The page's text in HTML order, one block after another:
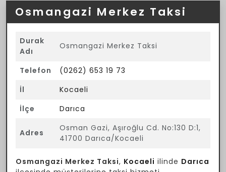
Osmangazi Merkez Taksi
Durak
Adı
Osmangazi Merkez Taksi
Telefon
(0262) 653 19 73
İl
Kocaeli
İlçe
Darıca
Adres
Osman Gazi, Aşıroğlu Cd. No:130 D:1,
41700 Darıca/Kocaeli
Osmangazi Merkez Taksi, Kocaeli ilinde Darıca